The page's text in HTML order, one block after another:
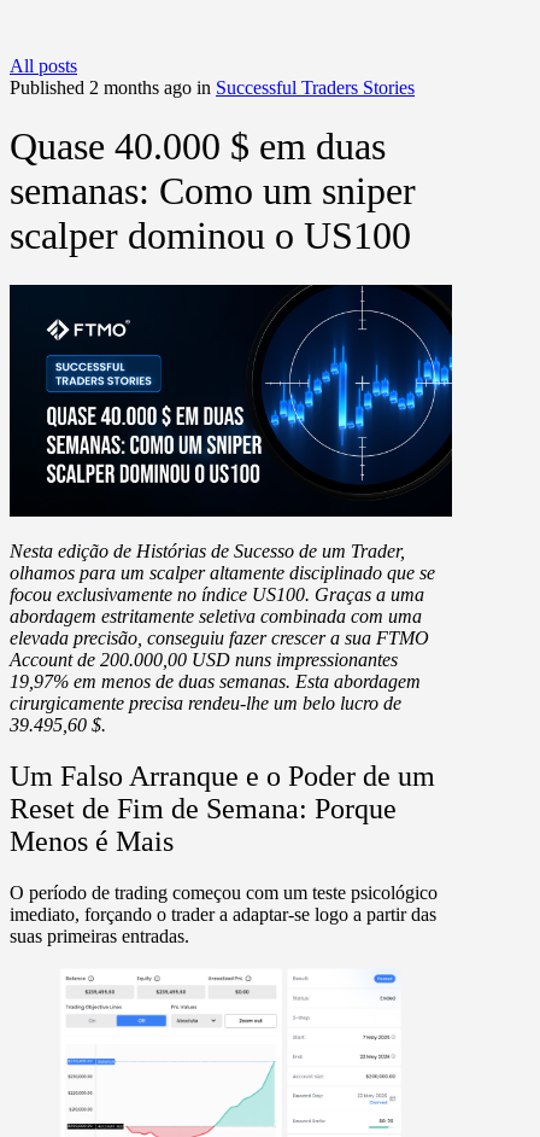
All posts
Published 2 months ago in Successful Traders Stories
Quase 40.000 $ em duas
semanas: Como um sniper
scalper dominou o US100
Nesta edição de Histórias de Sucesso de um Trader,
olhamos para um scalper altamente disciplinado que se
focou exclusivamente no índice US100. Graças a uma
abordagem estritamente seletiva combinada com uma
elevada precisão, conseguiu fazer crescer a sua FTMO
Account de 200.000,00 USD nuns impressionantes
19,97% em menos de duas semanas. Esta abordagem
cirurgicamente precisa rendeu-lhe um belo lucro de
39.495,60 $.
Um Falso Arranque e o Poder de um
Reset de Fim de Semana: Porque
Menos é Mais
O período de trading começou com um teste psicológico
imediato, forçando o trader a adaptar-se logo a partir das
suas primeiras entradas.